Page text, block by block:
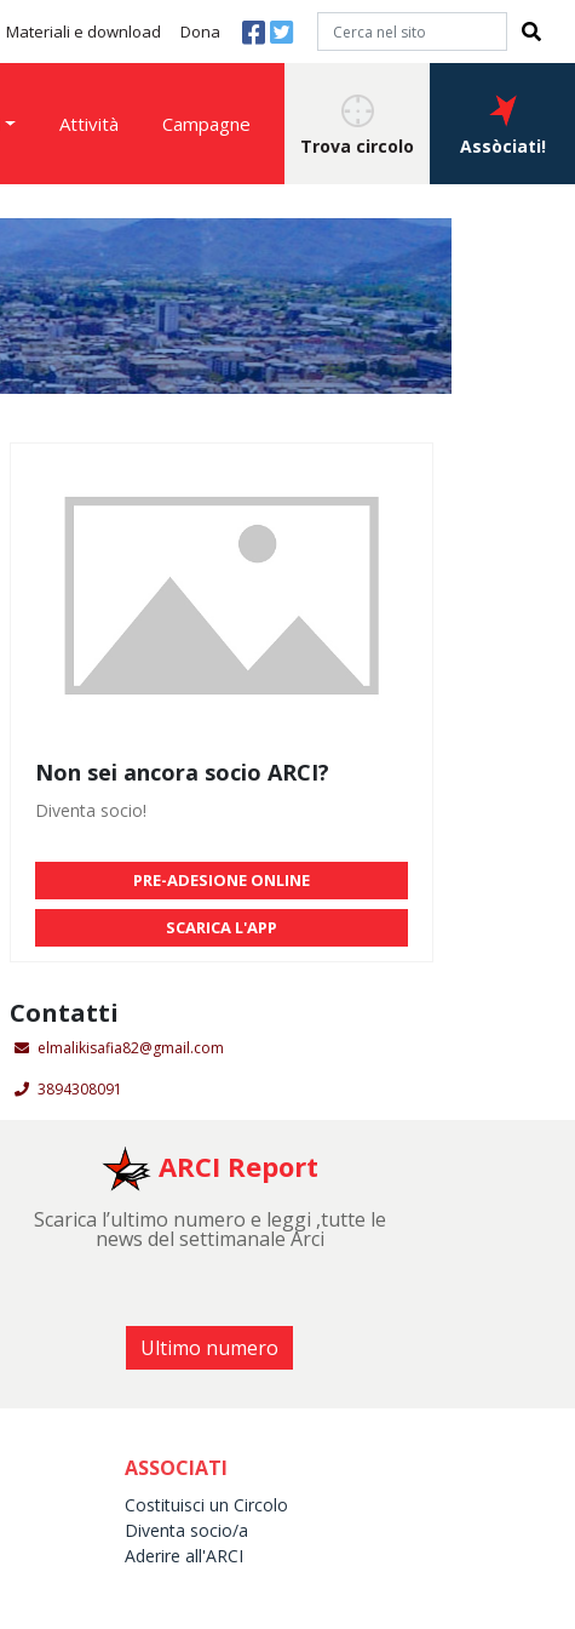
Materiali e download Dona
Attività Campagne
Trova circolo Assòciati!
Non sei ancora socio ARCI?
Diventa socio!
PRE-ADESIONE ONLINE
SCARICA L'APP
Contatti
elmalikisafia82@gmail.com
3894308091
ARCI Report
Scarica l’ultimo numero e leggi ,tutte le
news del settimanale Arci
Ultimo numero
ASSOCIATI
Costituisci un Circolo
Diventa socio/a
Aderire all'ARCI